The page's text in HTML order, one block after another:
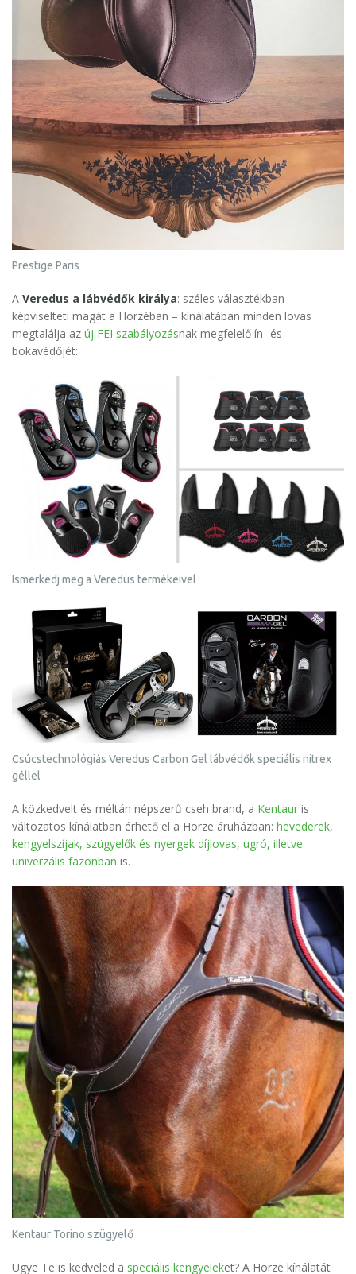
Prestige Paris
A Veredus a lábvédők királya: széles választékban
képviselteti magát a Horzéban – kínálatában minden lovas
megtalálja az új FEI szabályozásnak megfelelő ín- és
bokavédőjét:
Ismerkedj meg a Veredus termékeivel
Csúcstechnológiás Veredus Carbon Gel lábvédők speciális nitrex
géllel
A közkedvelt és méltán népszerű cseh brand, a Kentaur is
változatos kínálatban érhető el a Horze áruházban: hevederek,
kengyelszíjak, szügyelők és nyergek díjlovas, ugró, illetve
univerzális fazonban is.
Kentaur Torino szügyelő
Ugye Te is kedveled a speciális kengyeleket? A Horze kínálatát